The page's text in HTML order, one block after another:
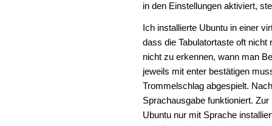
in den Einstellungen aktiviert,
Ich installierte Ubuntu in einer
dass die Tabulatortaste oft
nicht zu erkennen, wann man
jeweils mit enter bestätigen
Trommelschlag abgespielt.
Sprachausgabe funktioniert.
Ubuntu nur mit Sprache